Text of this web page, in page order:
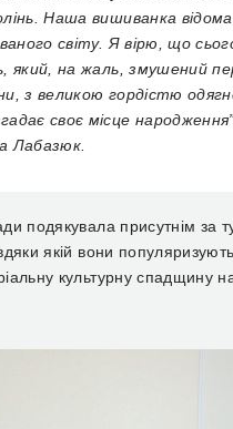
Наша вишиванка відома
світу. Я вірю, що
який, на жаль, змушений
з великою гордістю
своє місце
Лабазюк.
подякувала присутнім за
якій вони
культурну спадщину